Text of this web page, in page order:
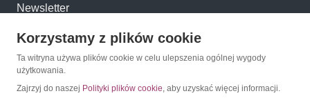
Newsletter
Konto
Moje konto
Korzystamy z plików cookie
Ta witryna używa plików cookie w celu ulepszenia ogólnej wygody
użytkowania.
Zajrzyj do naszej Polityki plików cookie, aby uzyskać więcej informacji.